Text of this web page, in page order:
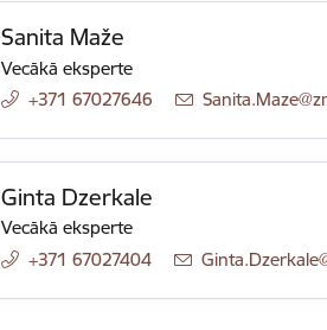
Sanita Maže
Vecākā eksperte
+371 67027646
E-pasts:
Ginta Dzerkale
Vecākā eksperte
+371 67027404
E-pasts: